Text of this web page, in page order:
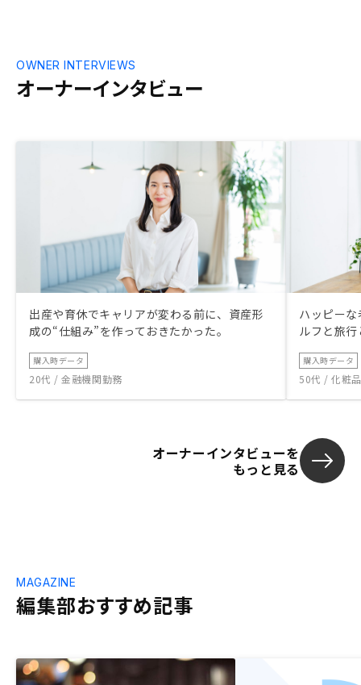
オーナーインタビュー
OWNER INTERVIEWS
出産や育休でキャリアが変わる前に、資産形
成の“仕組み”を作っておきたかった。
購入時データ
20代 / 金融機関勤務
ハッピー
ルフと旅
購入時データ
50代 / 化粧
オーナーインタビューを
もっと見る
編集部おすすめ記事
MAGAZINE